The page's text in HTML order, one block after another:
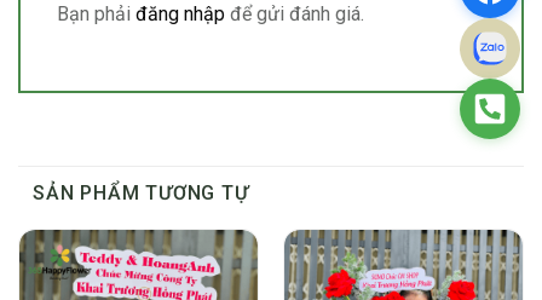
Bạn phải đăng nhập để gửi đánh giá.
SẢN PHẨM TƯƠNG TỰ